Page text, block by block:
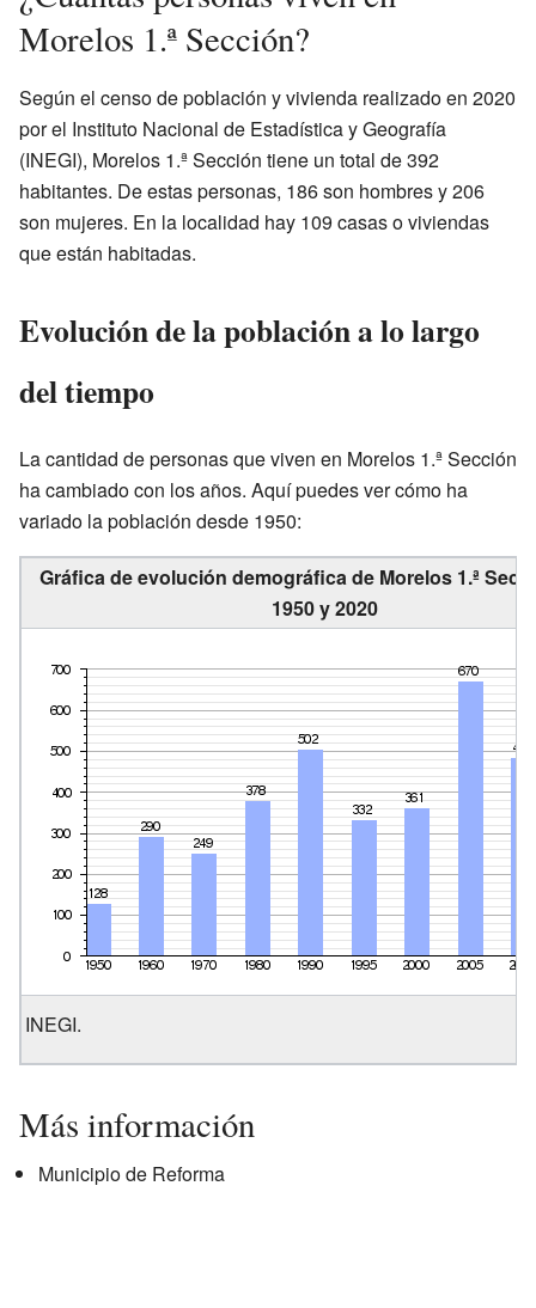
Morelos 1.ª Sección?
Según el censo de población y vivienda realizado en 2020
por el Instituto Nacional de Estadística y Geografía
(INEGI), Morelos 1.ª Sección tiene un total de 392
habitantes. De estas personas, 186 son hombres y 206
son mujeres. En la localidad hay 109 casas o viviendas
que están habitadas.
Evolución de la población a lo largo
del tiempo
La cantidad de personas que viven en Morelos 1.ª Sección
ha cambiado con los años. Aquí puedes ver cómo ha
variado la población desde 1950:
Gráfica de evolución demográfica de Morelos 1.ª
1950 y 2020
INEGI.
Más información
Municipio de Reforma